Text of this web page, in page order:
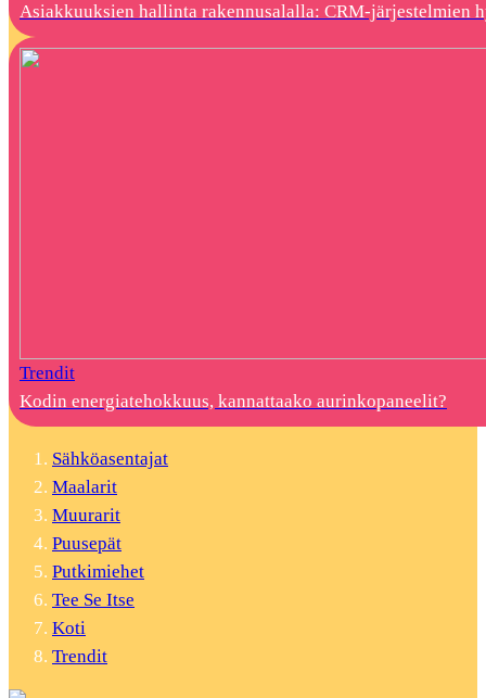
Asiakkuuksien hallinta rakennusalalla: CRM-järjestelmien
Trendit
Kodin energiatehokkuus, kannattaako aurinkopaneelit?
Sähköasentajat
Maalarit
Muurarit
Puusepät
Putkimiehet
Tee Se Itse
Koti
Trendit